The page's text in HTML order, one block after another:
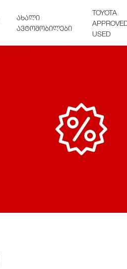
ᲐᲮᲐᲚᲘ
ᲐᲕᲢᲝᲛᲝᲑᲘᲚᲔᲑᲘ
TOYOTA
USED